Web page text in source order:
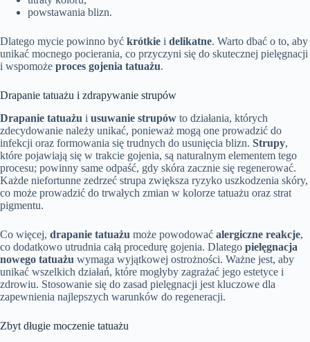
powstawania blizn.
Dlatego mycie powinno być krótkie i delikatne. Warto dbać o to, aby
unikać mocnego pocierania, co przyczyni się do skutecznej pielęgnacji
i wspomoże proces gojenia tatuażu.
Drapanie tatuażu i zdrapywanie strupów
Drapanie tatuażu i usuwanie strupów to działania, których
zdecydowanie należy unikać, ponieważ mogą one prowadzić do
infekcji oraz formowania się trudnych do usunięcia blizn. Strupy,
które pojawiają się w trakcie gojenia, są naturalnym elementem tego
procesu; powinny same odpaść, gdy skóra zacznie się regenerować.
Każde niefortunne zedrzeć strupa zwiększa ryzyko uszkodzenia skóry,
co może prowadzić do trwałych zmian w kolorze tatuażu oraz strat
pigmentu.
Co więcej, drapanie tatuażu może powodować alergiczne reakcje,
co dodatkowo utrudnia całą procedurę gojenia. Dlatego pielęgnacja
nowego tatuażu wymaga wyjątkowej ostrożności. Ważne jest, aby
unikać wszelkich działań, które mogłyby zagrażać jego estetyce i
zdrowiu. Stosowanie się do zasad pielęgnacji jest kluczowe dla
zapewnienia najlepszych warunków do regeneracji.
Zbyt długie moczenie tatuażu